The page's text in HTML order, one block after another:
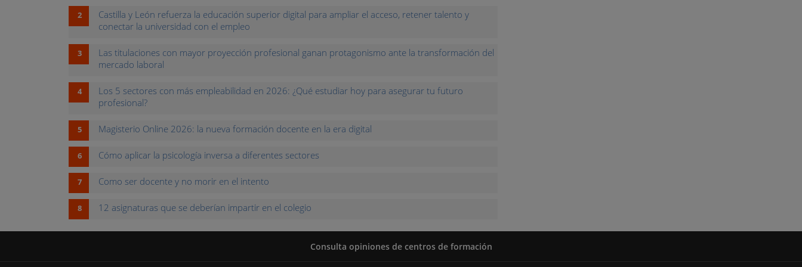
Castilla y León refuerza la educación superior digital para ampliar el acceso, retener talento y
conectar la universidad con el empleo
Las titulaciones con mayor proyección profesional ganan protagonismo ante la transformación del
mercado laboral
Los 5 sectores con más empleabilidad en 2026: ¿Qué estudiar hoy para asegurar tu futuro
profesional?
Magisterio Online 2026: la nueva formación docente en la era digital
Cómo aplicar la psicología inversa a diferentes sectores
Como ser docente y no morir en el intento
12 asignaturas que se deberían impartir en el colegio
Consulta opiniones de centros de formación